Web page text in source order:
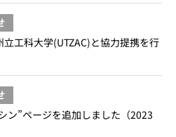
工科大学(UTZAC)と協力提携を行
ン”ページを追加しました（2023